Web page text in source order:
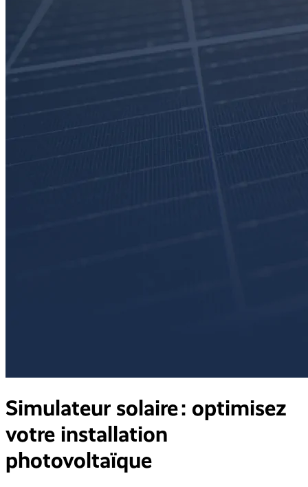
Simulateur solaire : optimisez
votre installation
photovoltaïque